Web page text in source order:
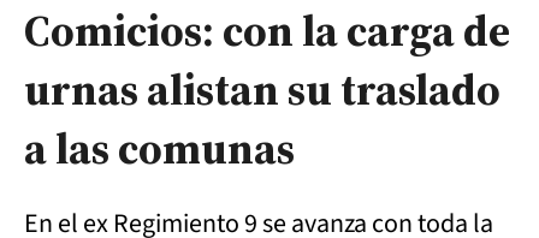
Comicios: con la carga de
urnas alistan su traslado
a las comunas
En el ex Regimiento 9 se avanza con toda la